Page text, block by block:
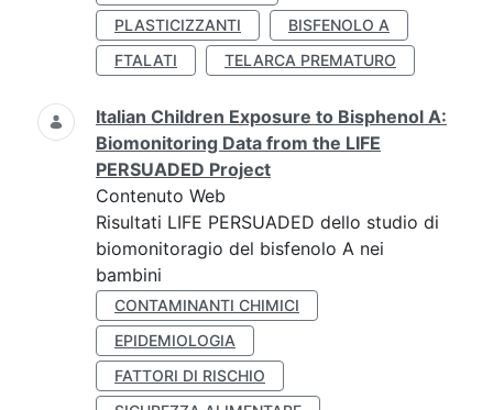
PLASTICIZZANTI
BISFENOLO A
FTALATI
TELARCA PREMATURO
Italian Children Exposure to Bisphenol A:
Biomonitoring Data from the LIFE
PERSUADED Project
Contenuto Web
Risultati LIFE PERSUADED dello studio di
biomonitoragio del bisfenolo A nei
bambini
CONTAMINANTI CHIMICI
EPIDEMIOLOGIA
FATTORI DI RISCHIO